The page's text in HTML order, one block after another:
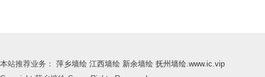
本站推荐业务： 萍乡墙绘 江西墙绘 新余墙绘 抚州墙绘 www.ic.vip